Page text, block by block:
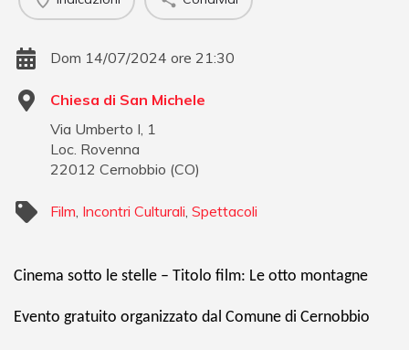
Dom 14/07/2024 ore 21:30
Chiesa di San Michele
Via Umberto I, 1
Loc. Rovenna
22012 Cernobbio (CO)
Film Incontri Culturali Spettacoli
Cinema sotto le stelle – Titolo film: Le otto montagne
Evento gratuito organizzato dal Comune di Cernobbio